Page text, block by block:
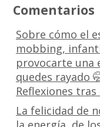
Comentarios
Sobre cómo el
mobbing,
provocarte una
quedes rayado
Reflexiones tras
La felicidad de